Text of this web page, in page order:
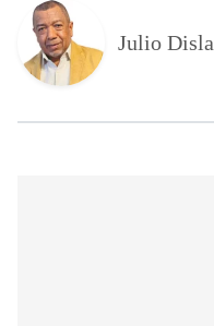
Julio Disla